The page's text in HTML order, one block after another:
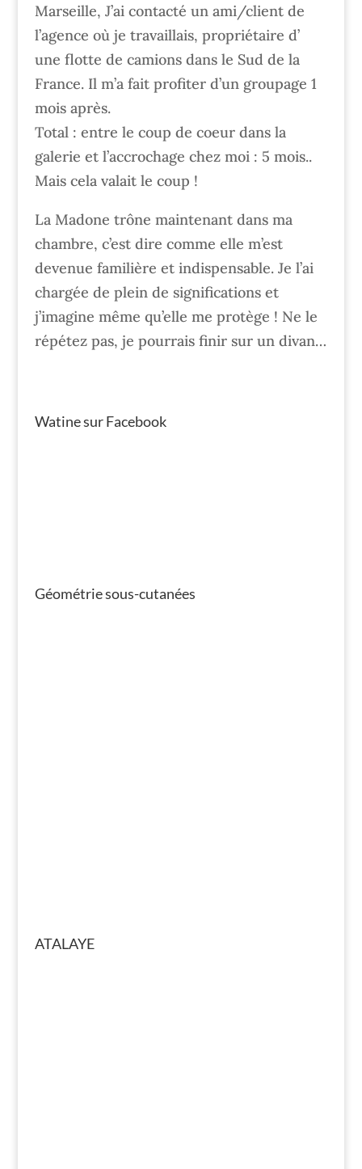
Marseille, J’ai contacté un ami/client de
l’agence où je travaillais, propriétaire d’
une flotte de camions dans le Sud de la
France. Il m’a fait profiter d’un groupage 1
mois après.
Total : entre le coup de coeur dans la
galerie et l’accrochage chez moi : 5 mois..
Mais cela valait le coup !
La Madone trône maintenant dans ma
chambre, c’est dire comme elle m’est
devenue familière et indispensable. Je l’ai
chargée de plein de significations et
j’imagine même qu’elle me protège ! Ne le
répétez pas, je pourrais finir sur un divan…
Watine sur Facebook
Géométrie sous-cutanées
ATALAYE